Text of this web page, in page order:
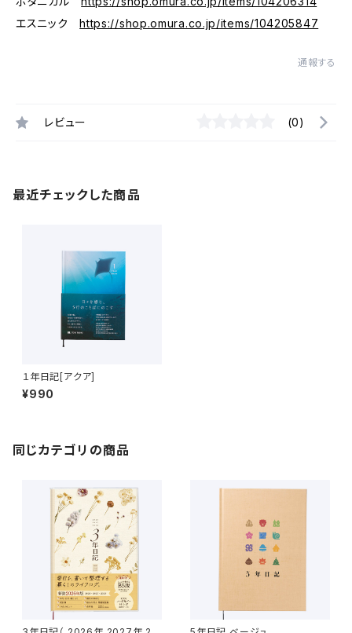
エスニックhttps://shop.omura.co.jp/items/104205847
通報する
レビュー (0)
最近チェックした商品
１年日記[アクア]
¥990
同じカテゴリの商品